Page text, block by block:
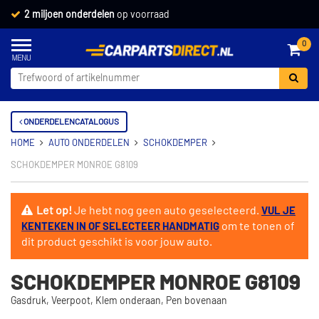
2 miljoen onderdelen op voorraad
0
ONDERDELENCATALOGUS
HOME AUTO ONDERDELEN SCHOKDEMPER
SCHOKDEMPER MONROE G8109
Let op!Je hebt nog geen auto geselecteerd. VUL JE
KENTEKEN IN OF SELECTEER HANDMATIG om te tonen of
dit product geschikt is voor jouw auto.
SCHOKDEMPER MONROE G8109
Gasdruk, Veerpoot, Klem onderaan, Pen bovenaan